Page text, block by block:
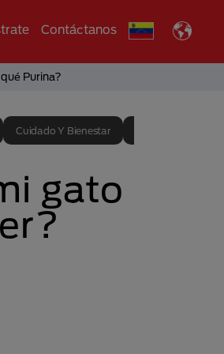
Contáctanos
Purina?
Cuidado Y Bienestar
gato